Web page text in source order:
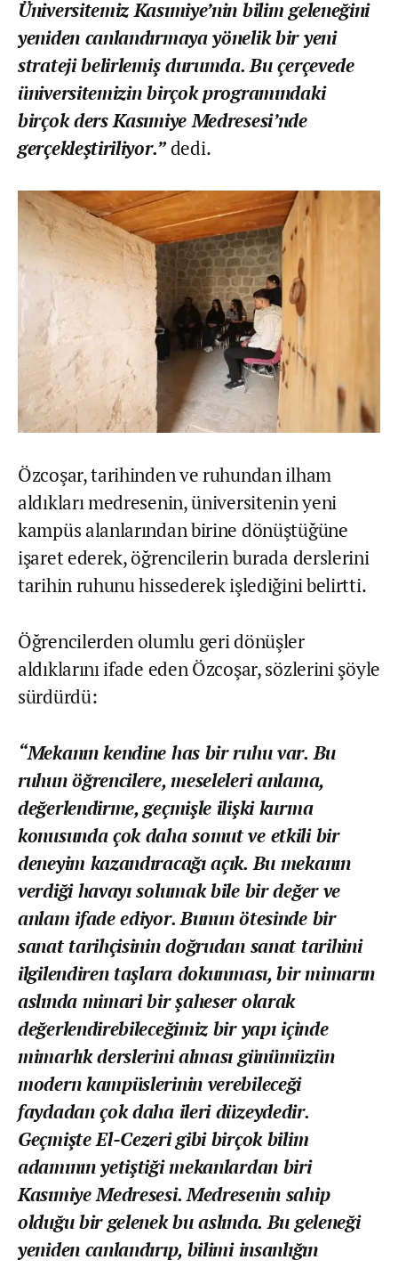
Üniversitemiz Kasımiye’nin bilim geleneğini
yeniden canlandırmaya yönelik bir yeni
strateji belirlemiş durumda. Bu çerçevede
üniversitemizin birçok programındaki
birçok ders Kasımiye Medresesi’nde
gerçekleştiriliyor.”dedi.
Özcoşar, tarihinden ve ruhundan ilham
aldıkları medresenin, üniversitenin yeni
kampüs alanlarından birine dönüştüğüne
işaret ederek, öğrencilerin burada derslerini
tarihin ruhunu hissederek işlediğini belirtti.
Öğrencilerden olumlu geri dönüşler
aldıklarını ifade eden Özcoşar, sözlerini şöyle
sürdürdü:
“Mekanın kendine has bir ruhu var. Bu
ruhun öğrencilere, meseleleri anlama,
değerlendirme, geçmişle ilişki kurma
konusunda çok daha somut ve etkili bir
deneyim kazandıracağı açık. Bu mekanın
verdiği havayı solumak bile bir değer ve
anlam ifade ediyor. Bunun ötesinde bir
sanat tarihçisinin doğrudan sanat tarihini
ilgilendiren taşlara dokunması, bir mimarın
aslında mimari bir şaheser olarak
değerlendirebileceğimiz bir yapı içinde
mimarlık derslerini alması günümüzün
modern kampüslerinin verebileceği
faydadan çok daha ileri düzeydedir.
Geçmişte El-Cezeri gibi birçok bilim
adamının yetiştiği mekanlardan biri
Kasımiye Medresesi. Medresenin sahip
olduğu bir gelenek bu aslında. Bu geleneği
yeniden canlandırıp, bilimi insanlığın